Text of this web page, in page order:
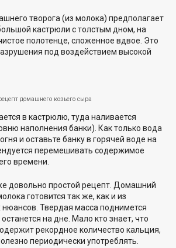
творога (из молока) предполагает
кастрюли с толстым дном, на
полотенце, сложенное вдвое. Это
под воздействием высокой
домашнего козьего сыра
в кастрюлю, туда наливается
наполнения банки). Как только вода
и оставьте банку в горячей воде на
перемешивать содержимое
времени.
довольно простой рецепт. Домашний
готовится так же, как и из
нюансов. Твердая масса поднимется
на дне. Мало кто знает, что
рекордное количество кальция,
периодически употреблять.